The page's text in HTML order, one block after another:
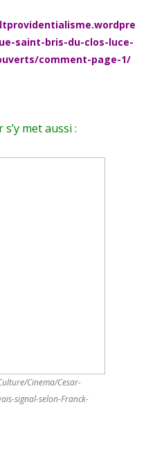
saint-bris-du-clos-luce-
comment-page-1/
met aussi :
Cinema/Cesar-
signal-selon-Franck-